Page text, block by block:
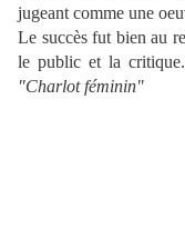
jugeant comme une
Le succès fut bien au
le public et la critique.
"Charlot féminin"